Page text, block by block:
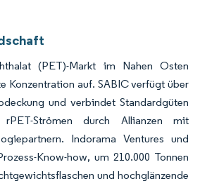
(PET)-Markt im Nahen Osten
Konzentration auf. SABIC verfügt über
und verbindet Standardgüten
Strömen durch Allianzen mit
Indorama Ventures und
Know-how, um 210.000 Tonnen
und hochglänzende